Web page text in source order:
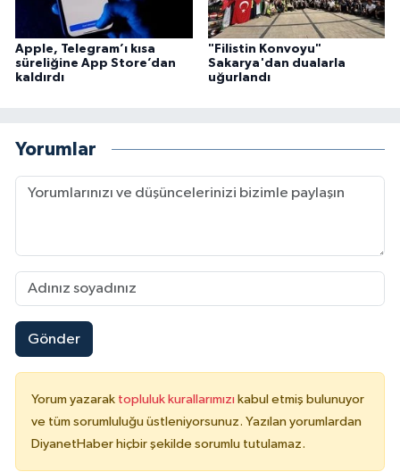
Apple, Telegram’ı kısa
süreliğine App Store’dan
kaldırdı
"Filistin Konvoyu"
Sakarya'dan dualarla
uğurlandı
Yorumlar
Gönder
Yorum yazarak topluluk kurallarımızı kabul etmiş bulunuyor
ve tüm sorumluluğu üstleniyorsunuz. Yazılan yorumlardan
DiyanetHaber hiçbir şekilde sorumlu tutulamaz.
Karaman Müftülüğü
Kars Müftülüğü
Kırıkkale Müftülüğü
Kırklareli Müftülüğü
Kırşehir Müftülüğü